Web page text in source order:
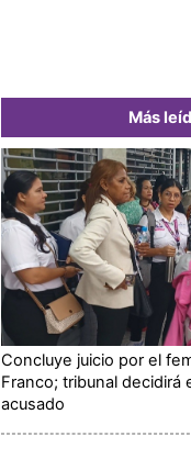
Más
Concluye juicio por el
Franco; tribunal decidirá
acusado